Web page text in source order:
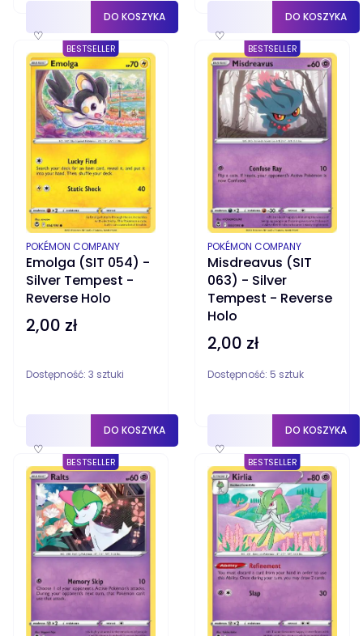
♡
DO KOSZYKA
♡
DO KOSZYKA
BESTSELLER
Emolga (SIT 054) -
Silver Tempest -
Reverse Holo
PRODUCENT
POKÉMON COMPANY
Cena
2,00 zł
Dostępność: 3 sztuki
♡
DO KOSZYKA
BESTSELLER
Misdreavus (SIT
063) - Silver
Tempest - Reverse
Holo
PRODUCENT
POKÉMON COMPANY
Cena
2,00 zł
Dostępność: 5 sztuk
♡
DO KOSZYKA
BESTSELLER BESTSELLER